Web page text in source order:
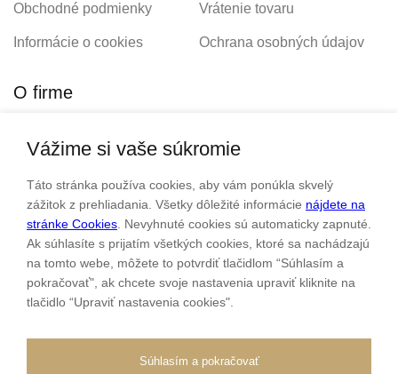
Obchodné podmienky Vrátenie tovaru
Informácie o cookies Ochrana osobných údajov
O firme
Personalizovaný šperk O nás
Kontakt
Sme rodinná firma a zameriavame sa na predaj hodiniek a
šperkov od roku 1994.
Pozrite sa na naše ďaľšie web stránky.
Vážime si vaše súkromie
Táto stránka používa cookies, aby vám ponúkla skvelý
zážitok z prehliadania. Všetky dôležité informácie nájdete na
stránke Cookies . Nevyhnuté cookies sú automaticky zapnuté.
Ak súhlasíte s prijatím všetkých cookies, ktoré sa nachádzajú
na tomto webe, môžete to potvrdiť tlačidlom “Súhlasím a
pokračovať", ak chcete svoje nastavenia upraviť kliknite na
tlačidlo “Upraviť nastavenia cookies".
Súhlasím a pokračovať